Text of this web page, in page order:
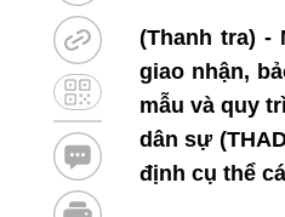
(Thanh tra) -
giao nhận,
mẫu và quy
dân sự
định cụ thể